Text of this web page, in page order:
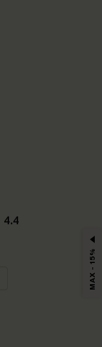
4.4
MAX - 15%